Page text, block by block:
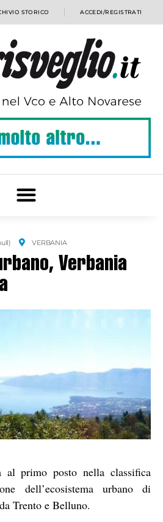
STORICO ACCEDI/REGISTRATI
VERBANIA
Verbania
al primo posto nella classifica
dell’ecosistema urbano di
Trento e Belluno.